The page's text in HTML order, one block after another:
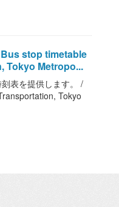
Bus stop timetable
Tokyo Metropo...
表を提供します。 /
Tokyo